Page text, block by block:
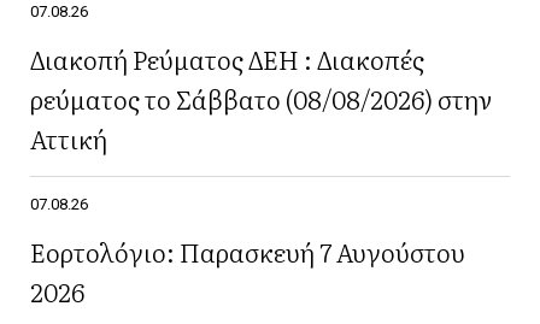
07.08.26
Διακοπή Ρεύματος ΔΕΗ : Διακοπές
ρεύματος το Σάββατο (08/08/2026) στην
Αττική
07.08.26
Εορτολόγιο: Παρασκευή 7 Αυγούστου
2026